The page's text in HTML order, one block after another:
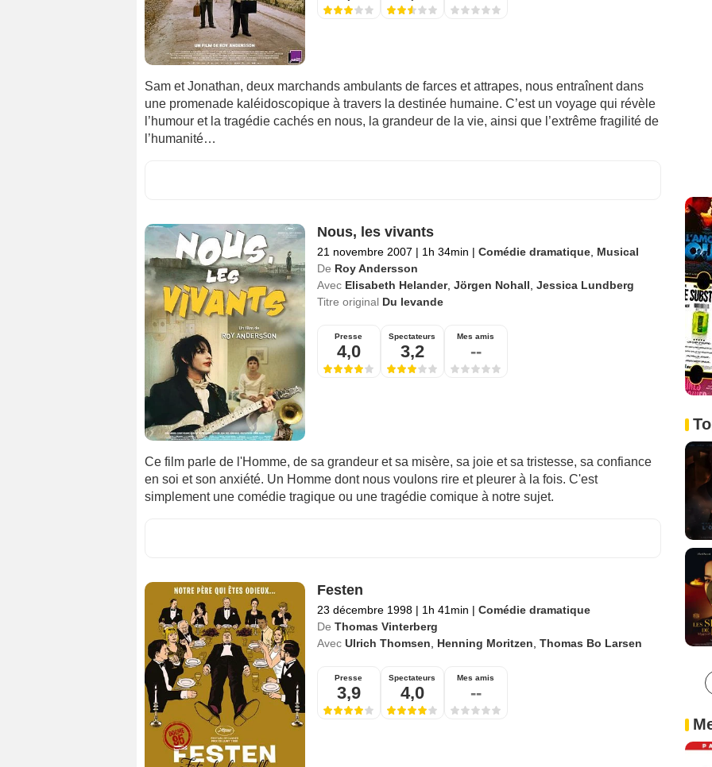
Sam et Jonathan, deux marchands ambulants de farces et attrapes, nous entraînent dans
une promenade kaléidoscopique à travers la destinée humaine. C’est un voyage qui révèle
l’humour et la tragédie cachés en nous, la grandeur de la vie, ainsi que l’extrême fragilité de
l’humanité…
Nous, les vivants
21 novembre 2007 | 1h 34min | Comédie dramatique, Musical
De Roy Andersson
Avec Elisabeth Helander, Jörgen Nohall Jessica Lundberg
Titre original Du levande
Presse
4,0
Spectateurs
3,2
Mes amis
--
Ce film parle de l'Homme, de sa grandeur et sa misère, sa joie et sa tristesse, sa confiance
en soi et son anxiété. Un Homme dont nous voulons rire et pleurer à la fois. C'est
simplement une comédie tragique ou une tragédie comique à notre sujet.
Festen
23 décembre 1998 | 1h 41min | Comédie dramatique
De Thomas Vinterberg
Avec Ulrich Thomsen Henning Moritzen Thomas Bo Larsen
Presse
3,9
Spectateurs
4,0
Mes amis
--